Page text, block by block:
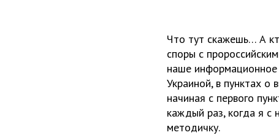
Что тут скажешь… А
споры с
наше информационное
Украиной, в пунктах
начиная с первого
каждый раз, когда я с
методичку.